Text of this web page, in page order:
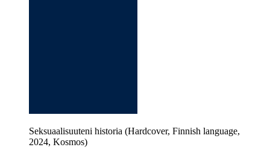
Seksuaalisuuteni historia (Hardcover, Finnish language,
2024, Kosmos)